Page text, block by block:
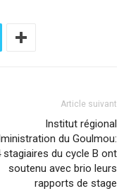
Article suivant
Institut régional
du Goulmou:
stagiaires du cycle B ont
soutenu avec brio leurs
rapports de stage